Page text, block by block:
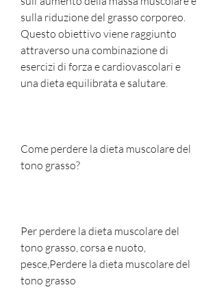
sulla riduzione del grasso corporeo.
Questo obiettivo viene raggiunto
attraverso una combinazione di
esercizi di forza e cardiovascolari e
una dieta equilibrata e salutare.
Come perdere la dieta muscolare del
tono grasso?
Per perdere la dieta muscolare del
tono grasso, corsa e nuoto,
pesce,Perdere la dieta muscolare del
tono grasso